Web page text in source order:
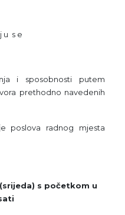
u s e
i sposobnosti putem
prethodno navedenih
poslova radnog mjesta
s početkom u